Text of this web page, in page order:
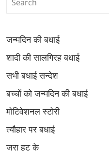
जन्मदिन की बधाई
शादी की सालगिरह बधाई
सभी बधाई सन्देश
बच्चों को जन्मदिन की बधाई
मोटिवेशनल स्टोरी
त्यौहार पर बधाई
जरा हट के